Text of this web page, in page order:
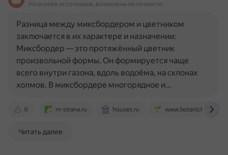
На основе источников, возможны неточности
0 m-strana.ru houses.ru www.botanichka.ru
Разница между миксбордером и цветником
заключается в их характере и назначении:
Миксбордер — это протяжённый цветник
произвольной формы. Он формируется чаще
всего внутри газона, вдоль водоёма, на склонах
холмов. В миксбордере многорядное и…
Читать далее